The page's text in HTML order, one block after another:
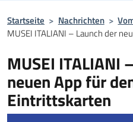
Startseite > Nachrichten >
MUSEI ITALIANI – Launch der
MUSEI ITALIANI
neuen App für
Eintrittskarten